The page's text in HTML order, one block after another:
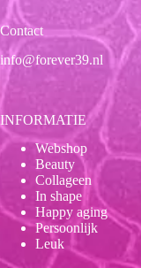
Contact
info@forever39.nl
INFORMATIE
Webshop
Beauty
Collageen
In shape
Happy aging
Persoonlijk
Leuk